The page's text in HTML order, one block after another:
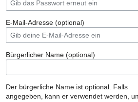
E-Mail-Adresse (optional)
Bürgerlicher Name (optional)
Der bürgerliche Name ist optional. Falls
angegeben, kann er verwendet werden,